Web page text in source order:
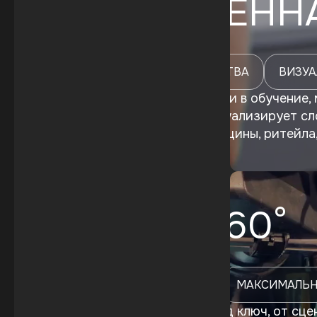
РАСШИРЕНИЕ ПРОСТРАНСТВА
Интегрируем AR-технологии в
усиливает восприятие, визуализирует
подходят для музеев, медицины,
ВИДЕО 360°
Мы создаём видео 360° под ключ, от